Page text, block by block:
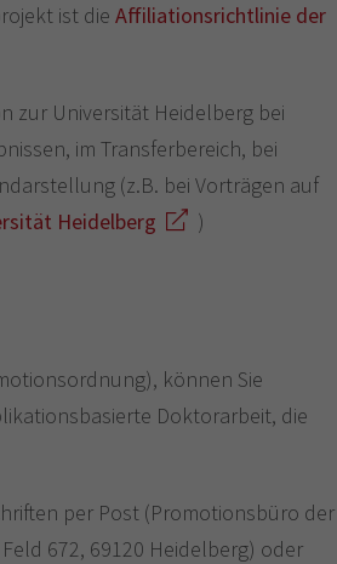
ist die Affiliationsrichtlinie der
zur Universität Heidelberg bei
im Transferbereich, bei
(z.B. bei Vorträgen auf
Heidelberg )
können Sie
Doktorarbeit, die
per Post (Promotionsbüro der
672, 69120 Heidelberg) oder